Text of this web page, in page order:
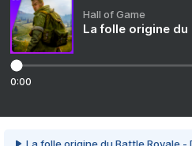
Hall of Game
La folle origine
0:00